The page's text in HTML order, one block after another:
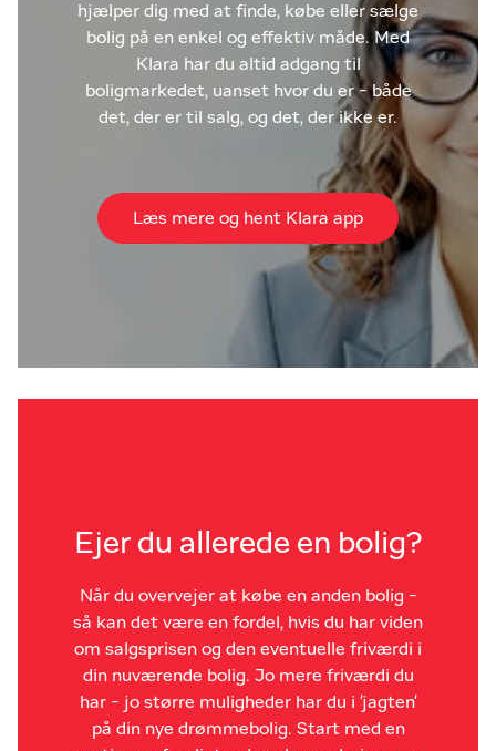
hjælper dig med at finde, købe eller sælge
bolig på en enkel og effektiv måde. Med
Klara har du altid adgang til
boligmarkedet, uanset hvor du er - både
det, der er til salg, og det, der ikke er.
Læs mere og hent Klara app
Ejer du allerede en bolig?
Når du overvejer at købe en anden bolig -
så kan det være en fordel, hvis du har viden
om salgsprisen og den eventuelle friværdi i
din nuværende bolig. Jo mere friværdi du
har - jo større muligheder har du i 'jagten'
på din nye drømmebolig. Start med en